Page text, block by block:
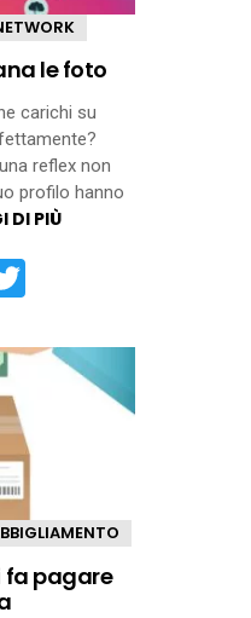
le foto
carichi su
reflex non
profilo hanno
DI PIÙ
Twitter
fa pagare